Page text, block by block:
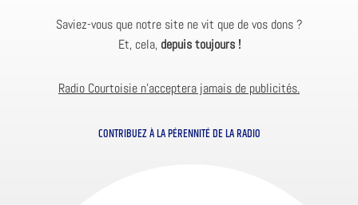
Saviez-vous que notre site ne vit que de vos dons ?
Et, cela, depuis toujours !
Radio Courtoisie n’acceptera jamais de publicités.
CONTRIBUEZ À LA PÉRENNITÉ DE LA RADIO